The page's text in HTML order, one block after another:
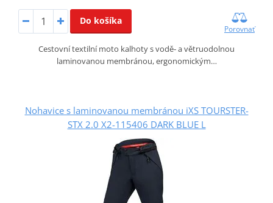
Do košíka
Porovnať
Cestovní textilní moto kalhoty s vodě‑ a větruodolnou
laminovanou membránou, ergonomickým…
Nohavice s laminovanou membránou iXS TOURSTER-
STX 2.0 X2-115406 DARK BLUE L